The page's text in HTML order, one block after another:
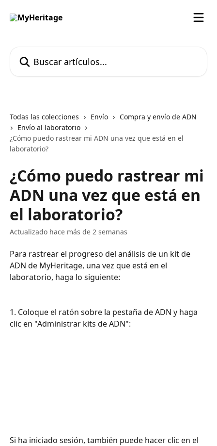
Todas las colecciones Envío
Compra y envío de ADN
Envío al laboratorio
¿Cómo puedo rastrear mi ADN una vez que está en el
laboratorio?
¿Cómo puedo rastrear mi
ADN una vez que está en
el laboratorio?
Actualizado hace más de 2 semanas
Para rastrear el progreso del análisis de un kit de
ADN de MyHeritage, una vez que está en el
laboratorio, haga lo siguiente:
1. Coloque el ratón sobre la pestaña de ADN y haga
clic en "Administrar kits de ADN":
Si ha iniciado sesión, también puede hacer clic en el